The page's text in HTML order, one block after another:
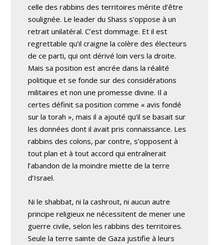
celle des rabbins des territoires mérite d’être
soulignée. Le leader du Shass s’oppose à un
retrait unilatéral. C’est dommage. Et il est
regrettable qu’il craigne la colère des électeurs
de ce parti, qui ont dérivé loin vers la droite.
Mais sa position est ancrée dans la réalité
politique et se fonde sur des considérations
militaires et non une promesse divine. Il a
certes définit sa position comme « avis fondé
sur la torah », mais il a ajouté qu’il se basait sur
les données dont il avait pris connaissance. Les
rabbins des colons, par contre, s’opposent à
tout plan et à tout accord qui entraînerait
l’abandon de la moindre miette de la terre
d’Israel.
Ni le shabbat, ni la cashrout, ni aucun autre
principe religieux ne nécessitent de mener une
guerre civile, selon les rabbins des territoires.
Seule la terre sainte de Gaza justifie à leurs